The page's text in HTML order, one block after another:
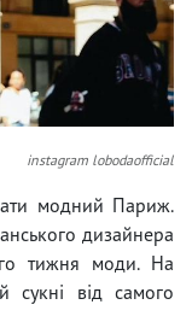
instagram lobodaofficial
модний Париж.
дизайнера
тижня моди. На
сукні від самого